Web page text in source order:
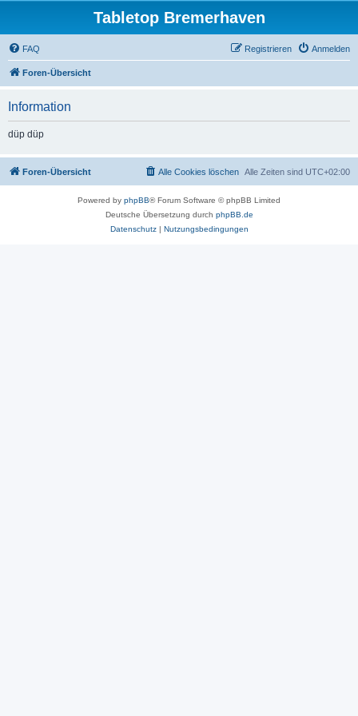
Tabletop Bremerhaven
FAQ Anmelden
Registrieren
Foren-Übersicht
Information
düp düp
Foren-Übersicht Alle Zeiten sind UTC+02:00
Alle Cookies löschen
Powered by phpBB® Forum Software © phpBB Limited
Deutsche Übersetzung durch phpBB.de
Datenschutz| Nutzungsbedingungen